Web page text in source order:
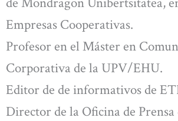
Empresas Cooperativas.
Profesor en el Máster en
Corporativa de la UPV/EHU.
Editor de de informativos de
Director de la Oficina de